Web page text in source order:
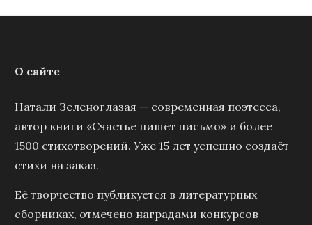
О сайте
Натали Зеленоглазая — современная поэтесса,
автор книги «Счастье пишет письмо» и более
1500 стихотворений. Уже 15 лет успешно создаёт
стихи на заказ.
Её творчество публикуется в литературных
сборниках, отмечено наградами конкурсов